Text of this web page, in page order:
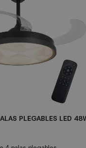
PLEGABLES LED